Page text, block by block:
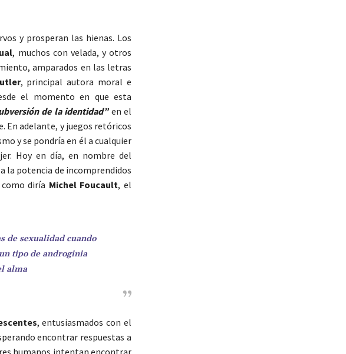
y prosperan las hienas. Los
, muchos con velada, y otros
amparados en las letras
, principal autora moral e
el momento en que esta
de la identidad” en el
En adelante, y juegos retóricos
y se pondría en él a cualquier
Hoy en día, en nombre del
la potencia de incomprendidos
diría Michel Foucault, el
de sexualidad cuando
tipo de androginia
alma
, entusiasmados con el
encontrar respuestas a